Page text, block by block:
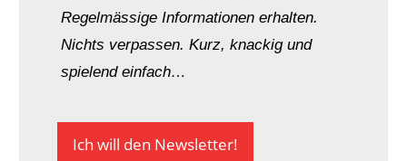
Regelmässige Informationen erhalten.
Nichts verpassen. Kurz, knackig und
spielend einfach…
Ich will den Newsletter!